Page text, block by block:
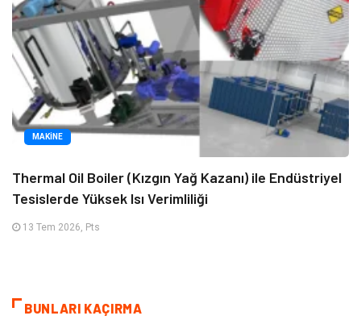
MAKINE
Thermal Oil Boiler (Kızgın Yağ Kazanı) ile Endüstriyel
Tesislerde Yüksek Isı Verimliliği
13 Tem 2026, Pts
BUNLARI KAÇIRMA